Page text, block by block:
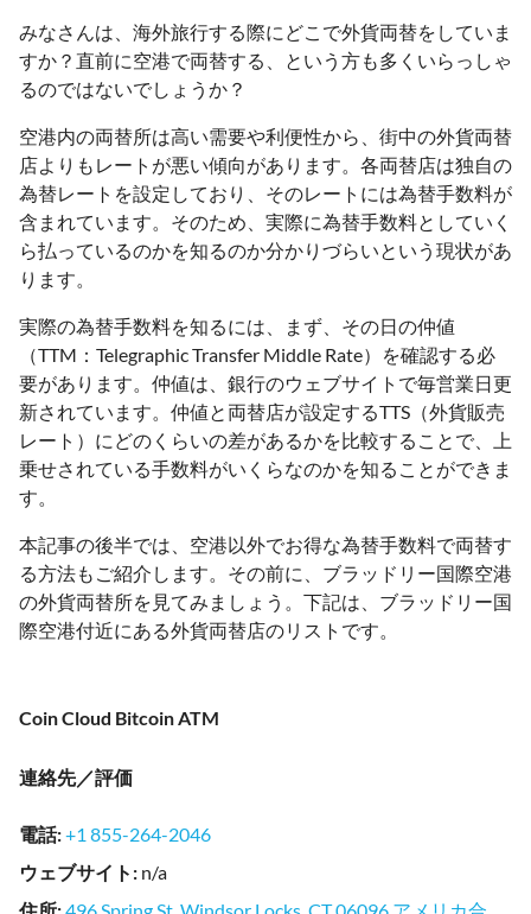
みなさんは、海外旅行する際にどこで外貨両替をしていま
すか？直前に空港で両替する、という方も多くいらっしゃ
るのではないでしょうか？
空港内の両替所は高い需要や利便性から、街中の外貨両替
店よりもレートが悪い傾向があります。各両替店は独自の
為替レートを設定しており、そのレートには為替手数料が
含まれています。そのため、実際に為替手数料としていく
ら払っているのかを知るのか分かりづらいという現状があ
ります。
実際の為替手数料を知るには、まず、その日の仲値
（TTM：Telegraphic Transfer Middle Rate）を確認する必
要があります。仲値は、銀行のウェブサイトで毎営業日更
新されています。仲値と両替店が設定するTTS（外貨販売
レート）にどのくらいの差があるかを比較することで、上
乗せされている手数料がいくらなのかを知ることができま
す。
本記事の後半では、空港以外でお得な為替手数料で両替す
る方法もご紹介します。その前に、ブラッドリー国際空港
の外貨両替所を見てみましょう。下記は、ブラッドリー国
際空港付近にある外貨両替店のリストです。
Coin Cloud Bitcoin ATM
連絡先／評価
電話:+1 855-264-2046
ウェブサイト : n/a